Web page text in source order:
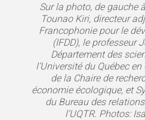
Sur la photo, de gauche
Tounao Kiri, directeur
Francophonie pour le
(IFDD), le professeur
Département des
l’Université du Québec
de la Chaire de
économie écologique, et
du Bureau des
l’UQTR. Photos: